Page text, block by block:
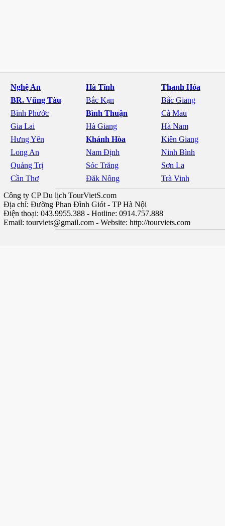
Nghệ An Hà Tĩnh
Thanh Hóa
BR. Vũng Tàu
Bắc Kạn
Bắc Giang
Bình Phước
Bình Thuận
Cà Mau
Gia Lai
Hà Giang
Hà Nam
Hưng Yên
Khánh Hòa
Kiên Giang
Long An
Nam Định
Ninh Bình
Quảng Trị
Sóc Trăng
Sơn La
Cần Thơ
Đăk Nông
Trà Vinh
Công ty CP Du lịch TourVietS.com
Địa chỉ: Đường Phan Đình Giót - TP Hà Nội
Điện thoại: 043.9955.388 - Hotline: 0914.757.888
Email: tourviets@gmail.com - Website: http://tourviets.com